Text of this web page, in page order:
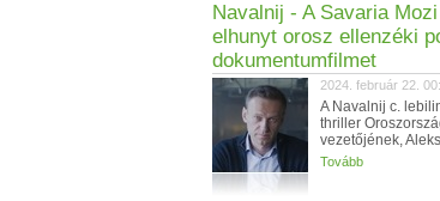
Navalnij - A Savaria
elhunyt orosz ellenzéki
dokumentumfilmet
2024. február 22.
A Navalnij c.
thriller
vezetőjének,
Tovább